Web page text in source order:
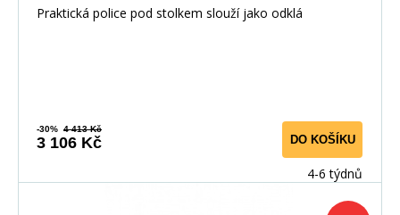
Praktická police pod stolkem slouží jako odklá
-30% 4 413 Kč
3 106 Kč DO KOŠÍKU
4-6 týdnů